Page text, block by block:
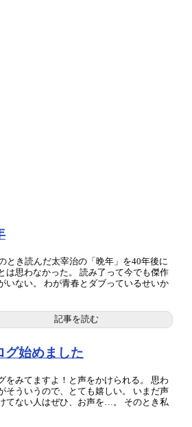
とき読んだ太宰治の「晩年」を40年後に
は思わなかった。 読み了って今でも傑作
いない。 わが青春とダブっているせいか
記事を読む
グ始めました
をみてますよ！と声をかけられる。 思わ
そういうので、とても嬉しい。 いまだ声
てない人はぜひ、お声を…。 そのとき私